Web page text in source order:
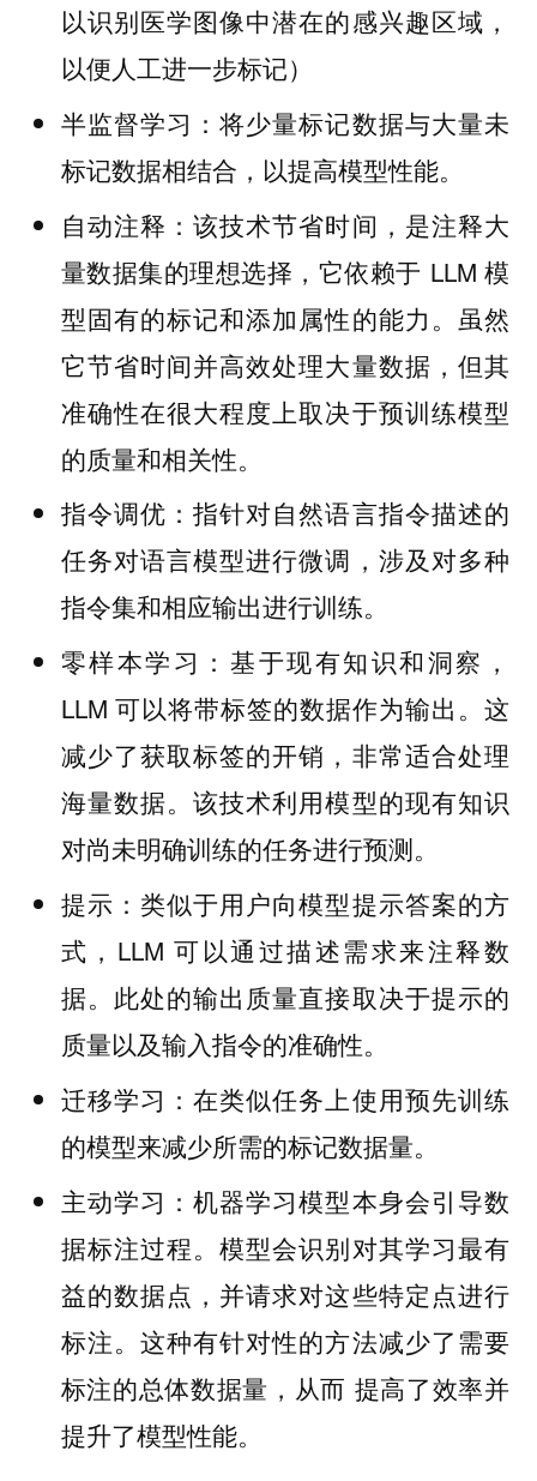
以识别医学图像中潜在的感兴趣区域，
以便人工进一步标记）
半监督学习：将少量标记数据与大量未
标记数据相结合，以提高模型性能。
自动注释： 该技术节省时间，是注释大
量数据集的理想选择，它依赖于 LLM 模
型固有的标记和添加属性的能力。虽然
它节省时间并高效处理大量数据，但其
准确性在很大程度上取决于预训练模型
的质量和相关性。
指令调优： 指针对自然语言指令描述的
任务对语言模型进行微调，涉及对多种
指令集和相应输出进行训练。
零样本学习： 基于现有知识和洞察，
LLM 可以将带标签的数据作为输出。这
减少了获取标签的开销，非常适合处理
海量数据。该技术利用模型的现有知识
对尚未明确训练的任务进行预测。
提示： 类似于用户向模型提示答案的方
式，LLM 可以通过描述需求来注释数
据。此处的输出质量直接取决于提示的
质量以及输入指令的准确性。
迁移学习： 在类似任务上使用预先训练
的模型来减少所需的标记数据量。
主动学习： 机器学习模型本身会引导数
据标注过程。模型会识别对其学习最有
益的数据点，并请求对这些特定点进行
标注。这种有针对性的方法减少了需要
标注的总体数据量，从而 提高了效率并
提升了模型性能。